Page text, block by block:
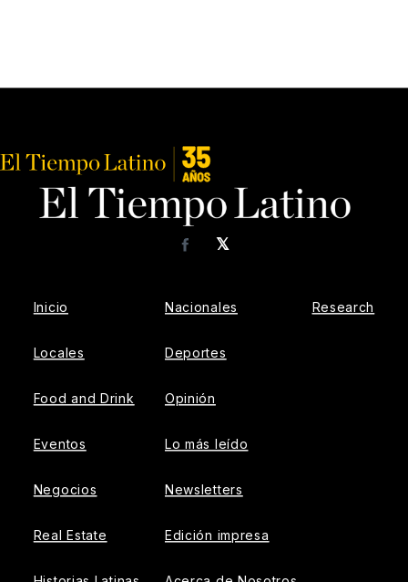
𝕏
Facebook
Inicio
Locales
Food and Drink
Eventos
Negocios
Real Estate
Nacionales
Deportes
Opinión
Lo más leído
Newsletters
Edición impresa
Research